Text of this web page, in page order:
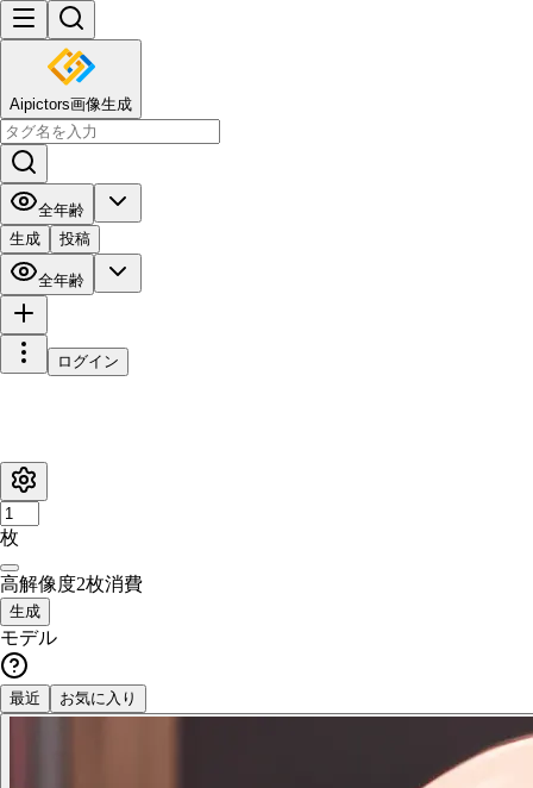
Aipictors画像生成
全年齢
生成
投稿
全年齢
ログイン
枚
高解像度2枚消費
生成
モデル
最近 お気に入り